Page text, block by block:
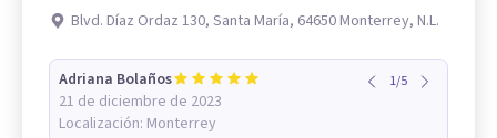
Blvd. Díaz Ordaz 130, Santa María, 64650 Monterrey, N.L.
Adriana Bolaños
21 de diciembre de 2023
Localización: Monterrey
1/5